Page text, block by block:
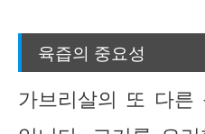
육즙의 중요성
가브리살의 또 다